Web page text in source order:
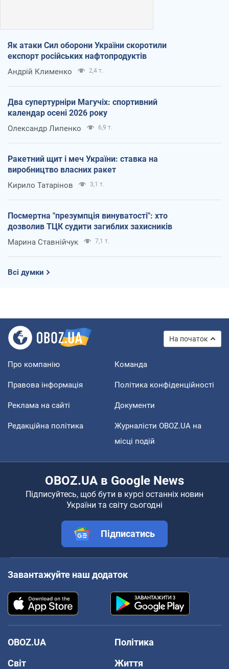
Як атаки Сил оборони України скоротили
експорт російських нафтопродуктів
Андрій Клименко 2,4 т.
Два супертурніри Магучіх: спортивний
календар осені 2026 року
Олександр Липенко 6,9 т.
Ракетний щит і меч України: ставка на
виробництво власних ракет
Кирило Татарінов 3,1 т.
Посмертна "презумпція винуватості": хто
дозволив ТЦК судити загиблих захисників
Марина Ставнійчук 7,1 т.
Всі думки
На початок
Про компанію Команда
Правова інформація Політика конфіденційності
Реклама на сайті Документи
Редакційна політика
Журналісти OBOZ.UA на
місці подій
OBOZ.UA в Google News
Підписуйтесь, щоб бути в курсі останніх новин
України та світу сьогодні
Підписатись
Завантажуйте наш додаток
OBOZ.UA
Політика
Світ
Життя